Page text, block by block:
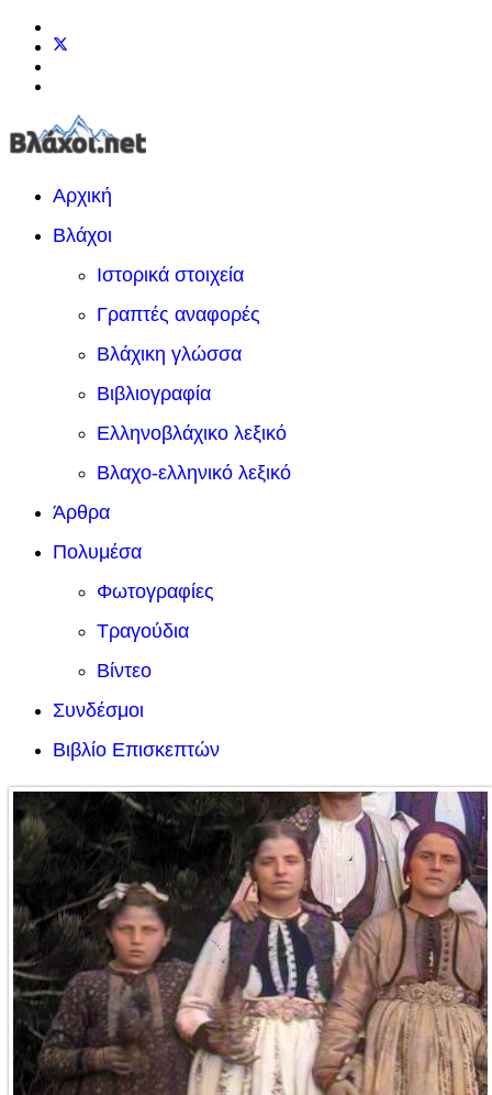
Αρχική
Βλάχοι
Ιστορικά στοιχεία
Γραπτές αναφορές
Βλάχικη γλώσσα
Βιβλιογραφία
Ελληνοβλάχικο λεξικό
Βλαχο-ελληνικό λεξικό
Άρθρα
Πολυμέσα
Φωτογραφίες
Τραγούδια
Βίντεο
Συνδέσμοι
Βιβλίο Επισκεπτών